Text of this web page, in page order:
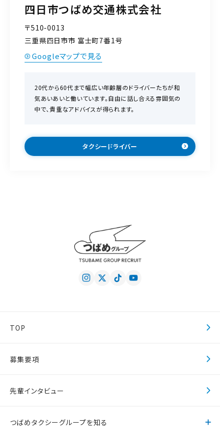
四日市つばめ交通株式会社
〒510-0013
三重県四日市市 富士町7番1号
Googleマップで見る
20代から60代まで幅広い年齢層のドライバーたちが和
気あいあいと働いています。自由に話し合える雰囲気の
中で、貴重なアドバイスが得られます。
タクシードライバー
TOP
募集要項
先輩インタビュー
つばめタクシーグループを知る